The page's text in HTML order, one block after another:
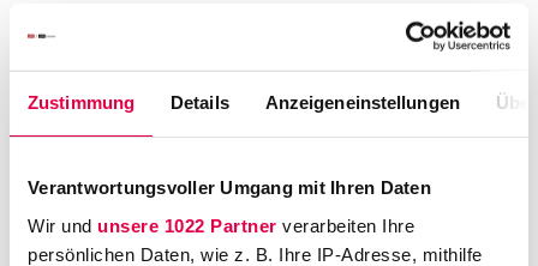
Zustimmung Details Anzeigeneinstellungen
Verantwortungsvoller Umgang mit Ihren Daten
Wir und unsere 1022 Partner verarbeiten Ihre
persönlichen Daten, wie z. B. Ihre IP-Adresse, mithilfe
Anrede
Auswählen...